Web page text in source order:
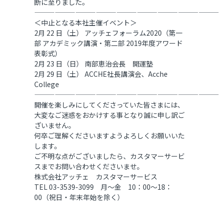
断に至りました。
＜中止となる本社主催イベント＞
2月 22 日（土） アッチェフォーラム2020（第一
部 アカデミック講演・第二部 2019年度アワード
表彰式）
2月 23 日（日） 南部恵治会長 開運塾
2月 29 日（土） ACCHE社長講演会、Acche
College
開催を楽しみにしてくださっていた皆さまには、
大変なご迷惑をおかけする事となり誠に申し訳ご
ざいません。
何卒ご理解くださいますようよろしくお願いいた
します。
ご不明な点がございましたら、カスタマーサービ
スまでお問い合わせくださいませ。
株式会社アッチェ カスタマーサービス
TEL 03-3539-3099 月～金 10：00～18：
00（祝日・年末年始を除く）